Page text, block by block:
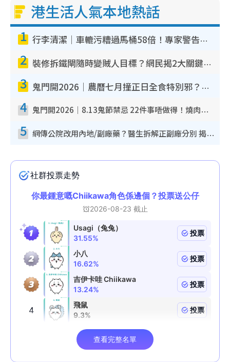
港生活人氣本地熱話
1 行李清潔｜車轆污糟過馬桶58倍！專家警告忌用酒精抹 教1招免污手除菌
2 裝修拆鐵閘隨時變賊人目標？網民揭2大關鍵用途：裝新式等於白裝？附新舊鐵閘分別
3 鬼門開2026｜農曆七月撞正日全食特別邪？專家警告切忌做一事！揭4大禁忌+2招保平安
4 鬼門開2026｜8.13鬼節禁忌 22件事唔做得！燒肉、刺身要少食？半夜勿吹口哨/打呢個電話
5 網傳公院改用內地/副廠藥？醫生拆解正副廠分別 揭4類人換藥隨時出事